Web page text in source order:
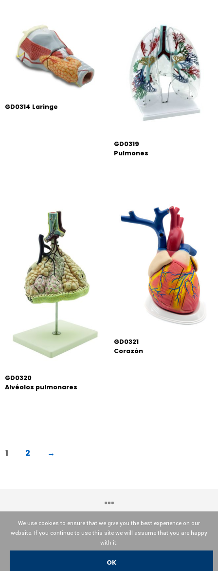
GD0314 Laringe
GD0319
Pulmones
GD0320
Alvéolos pulmonares
GD0321
Corazón
1 2 →
OPTIKA© Srl
We use cookies to ensure that we give you the best experience on our
website. If you continue to use this site we will assume that you are happy
with it.
OK